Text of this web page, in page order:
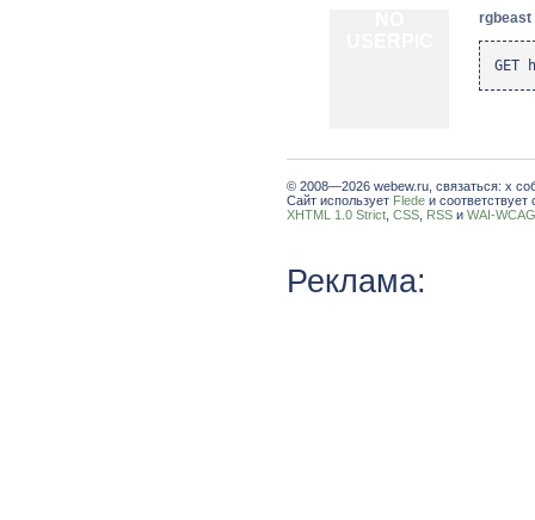
rgbeast
© 2008—2026 webew.ru, связаться: x
Сайт использует Flede и соответствует
XHTML 1.0 Strict CSS RSS и WAI-
Реклама: